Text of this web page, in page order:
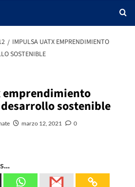
IMPULSA UATX EMPRENDIMIENTO
SOSTENIBLE
emprendimiento
sostenible
marzo 12, 2021 0